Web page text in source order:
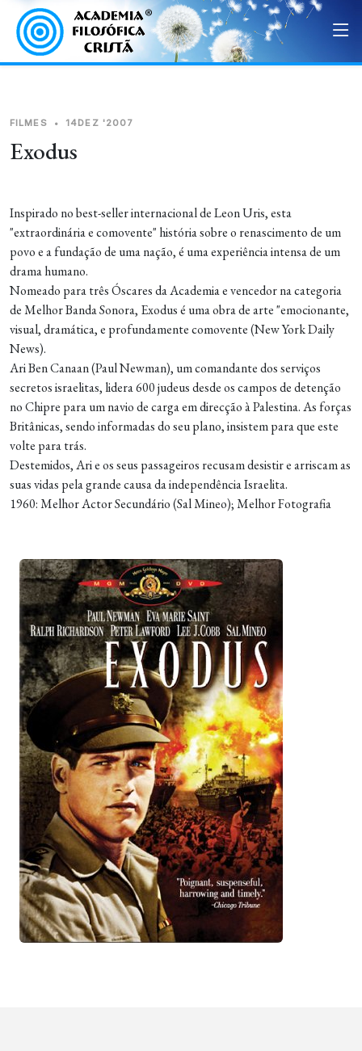
FILMES • 14DEZ '2007
Exodus
Inspirado no best-seller internacional de Leon Uris, esta
"extraordinária e comovente" história sobre o renascimento de um
povo e a fundação de uma nação, é uma experiência intensa de um
drama humano.
Nomeado para três Óscares da Academia e vencedor na categoria
de Melhor Banda Sonora, Exodus é uma obra de arte "emocionante,
visual, dramática, e profundamente comovente (New York Daily
News).
Ari Ben Canaan (Paul Newman), um comandante dos serviços
secretos israelitas, lidera 600 judeus desde os campos de detenção
no Chipre para um navio de carga em direcção à Palestina. As forças
Britânicas, sendo informadas do seu plano, insistem para que este
volte para trás.
Destemidos, Ari e os seus passageiros recusam desistir e arriscam as
suas vidas pela grande causa da independência Israelita.
1960: Melhor Actor Secundário (Sal Mineo); Melhor Fotografia